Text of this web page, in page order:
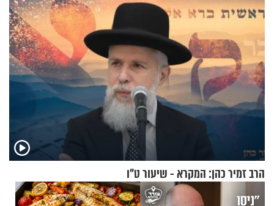
וגד דנינו
הרב זמיר כהן: המקרא - שיעור ט"ו